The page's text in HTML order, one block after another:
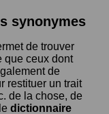
synonymes
de trouver
que ceux dont
de
restituer un trait
de la chose, de
dictionnaire